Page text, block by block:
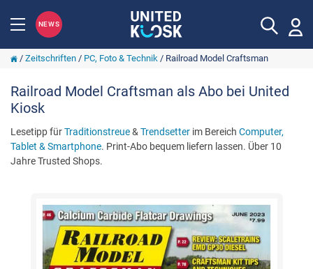
NEWS
/ Zeitschriften/ PC, Foto & Technik/ Railroad Model Craftsman
Railroad Model Craftsman als Abo bei United
Kiosk
Lesetipp fürTraditionstreue& Trendsetter im Bereich Computer,
Tablet & Smartphone. Print-Abo bequem liefern lassen. Über 10
Jahre Trusted Shops.